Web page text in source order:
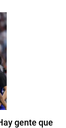
gente que